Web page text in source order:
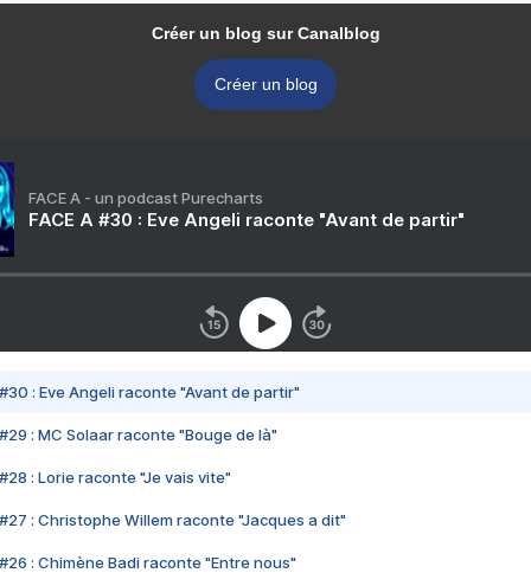
Créer un blog sur Canalblog
Créer un blog
FACE A - un podcast Purecharts
FACE A #30 : Eve Angeli raconte "Avant de partir"
#30 : Eve Angeli raconte "Avant de partir"
#29 : MC Solaar raconte "Bouge de là"
#28 : Lorie raconte "Je vais vite"
#27 : Christophe Willem raconte "Jacques a dit"
#26 : Chimène Badi raconte "Entre nous"